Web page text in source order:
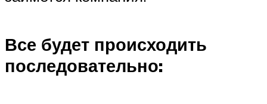
Все будет происходить
последовательно: